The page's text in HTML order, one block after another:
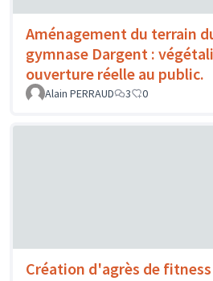
Aménagement du terrain
gymnase Dargent :
ouverture réelle au public.
Alain PERRAUD 3 0
Création d'agrès de